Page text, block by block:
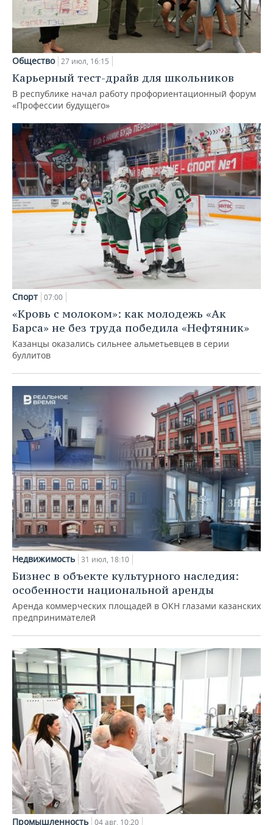
Общество 27 июл, 16:15
Карьерный тест-драйв для школьников
В республике начал работу профориентационный форум
«Профессии будущего»
Спорт 07:00
«Кровь с молоком»: как молодежь «Ак
Барса» не без труда победила «Нефтяник»
Казанцы оказались сильнее альметьевцев в серии
буллитов
Недвижимость 31 июл, 18:10
Бизнес в объекте культурного наследия:
особенности национальной аренды
Аренда коммерческих площадей в ОКН глазами казанских
предпринимателей
Промышленность 04 авг, 10:20